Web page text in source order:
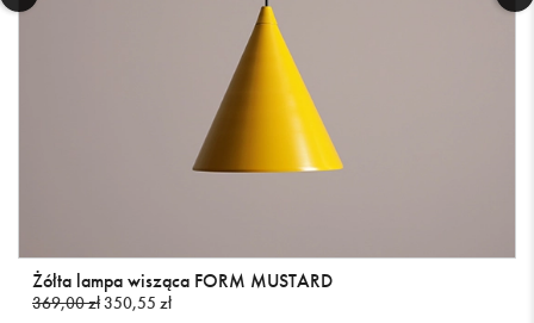
Żółta lampa wisząca FORM MUSTARD
369,00 zł350,55 zł